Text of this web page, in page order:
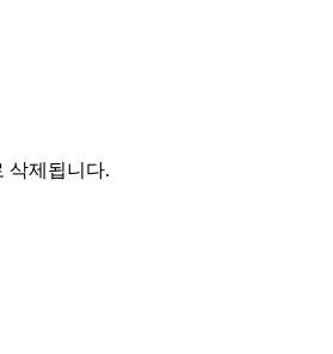
삭제됩니다.